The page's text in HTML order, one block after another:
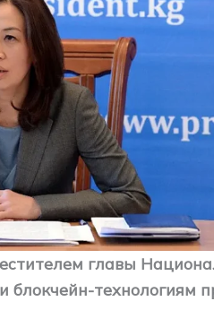
главы
технологиям